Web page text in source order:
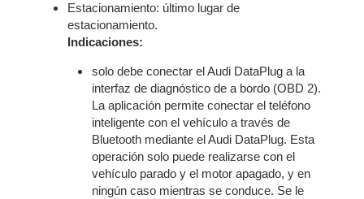
Estacionamiento: último lugar de
estacionamiento.
Indicaciones:
solo debe conectar el Audi DataPlug a la
interfaz de diagnóstico de a bordo (OBD 2).
La aplicación permite conectar el teléfono
inteligente con el vehículo a través de
Bluetooth mediante el Audi DataPlug. Esta
operación solo puede realizarse con el
vehículo parado y el motor apagado, y en
ningún caso mientras se conduce. Se le